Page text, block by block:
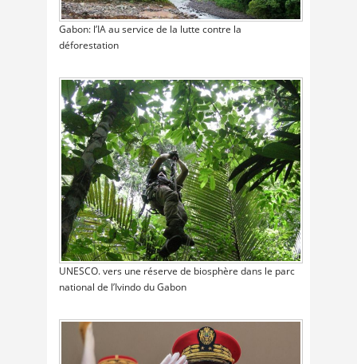
Gabon: l’IA au service de la lutte contre la
déforestation
UNESCO. vers une réserve de biosphère dans le parc
national de l’Ivindo du Gabon